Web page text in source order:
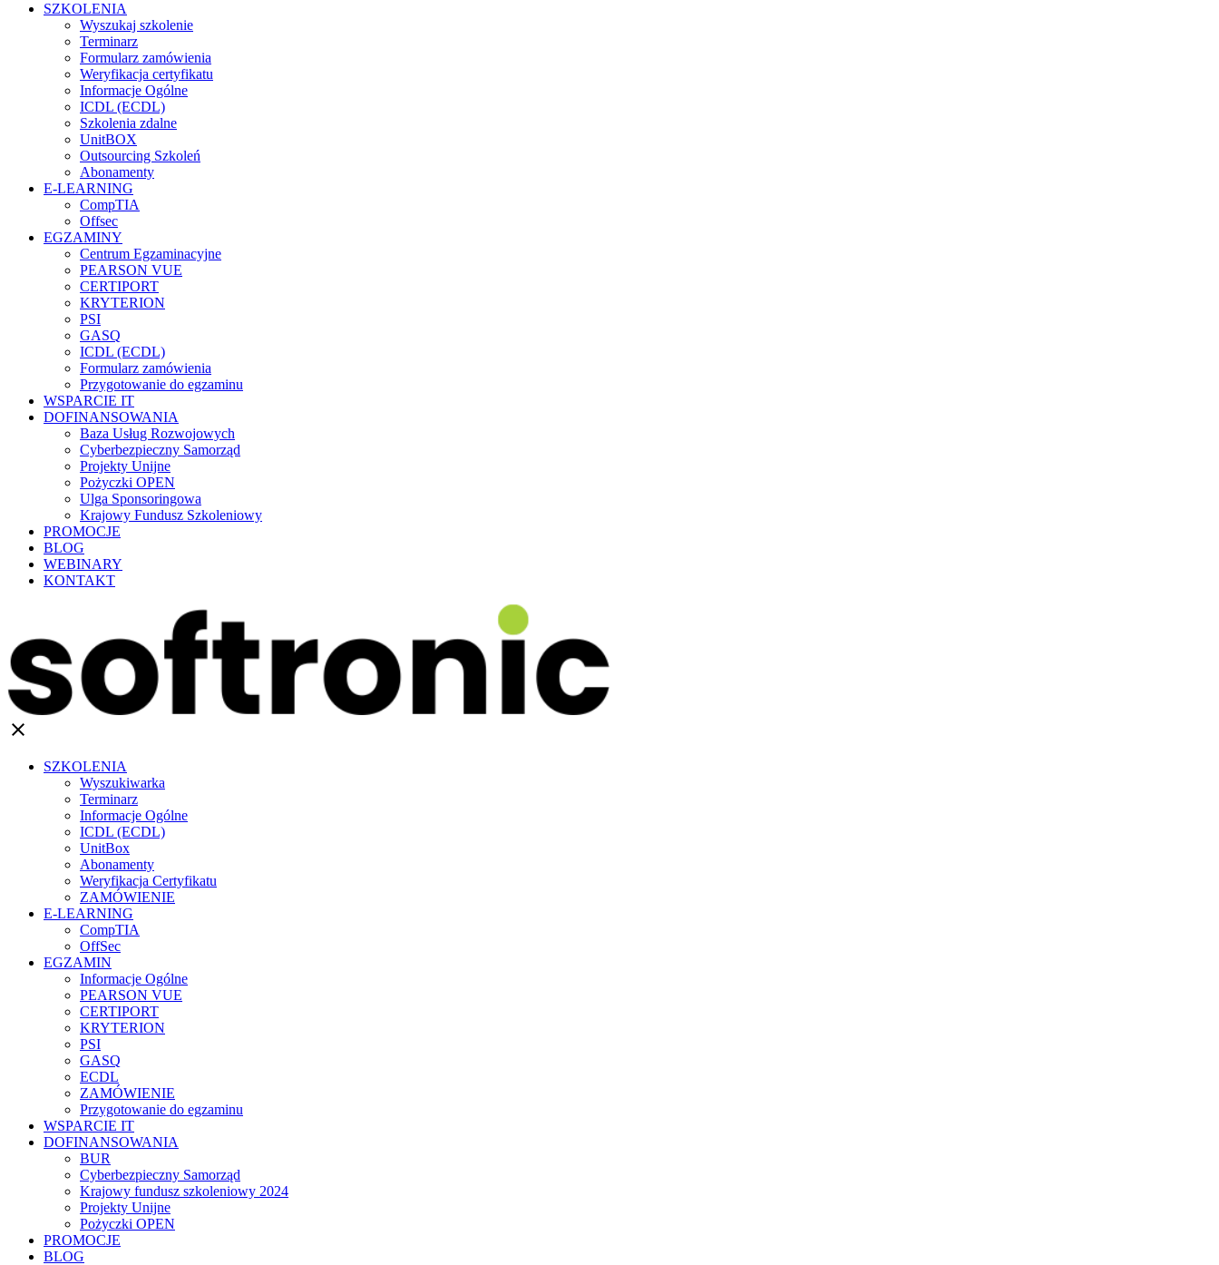
SZKOLENIA
Wyszukaj szkolenie
Terminarz
Formularz zamówienia
Weryfikacja certyfikatu
Informacje Ogólne
ICDL (ECDL)
Szkolenia zdalne
UnitBOX
Outsourcing Szkoleń
Abonamenty
E-LEARNING
CompTIA
Offsec
EGZAMINY
Centrum Egzaminacyjne
PEARSON VUE
CERTIPORT
KRYTERION
PSI
GASQ
ICDL (ECDL)
Formularz zamówienia
Przygotowanie do egzaminu
WSPARCIE IT
DOFINANSOWANIA
Baza Usług Rozwojowych
Cyberbezpieczny Samorząd
Projekty Unijne
Pożyczki OPEN
Ulga Sponsoringowa
Krajowy Fundusz Szkoleniowy
PROMOCJE
BLOG
WEBINARY
KONTAKT
clear
SZKOLENIA
Wyszukiwarka
Terminarz
Informacje Ogólne
ICDL (ECDL)
UnitBox
Abonamenty
Weryfikacja Certyfikatu
ZAMÓWIENIE
E-LEARNING
CompTIA
OffSec
EGZAMIN
Informacje Ogólne
PEARSON VUE
CERTIPORT
KRYTERION
PSI
GASQ
ECDL
ZAMÓWIENIE
Przygotowanie do egzaminu
WSPARCIE IT
DOFINANSOWANIA
BUR
Cyberbezpieczny Samorząd
Krajowy fundusz szkoleniowy 2024
Projekty Unijne
Pożyczki OPEN
PROMOCJE
BLOG